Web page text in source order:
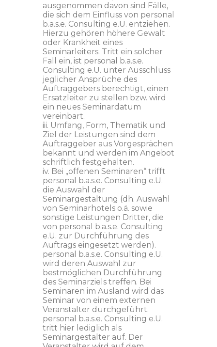
ausgenommen davon sind Fälle,
die sich dem Einfluss von personal
b.a.s.e. Consulting e.U. entziehen.
Hierzu gehören höhere Gewalt
oder Krankheit eines
Seminarleiters. Tritt ein solcher
Fall ein, ist personal b.a.s.e.
Consulting e.U. unter Ausschluss
jeglicher Ansprüche des
Auftraggebers berechtigt, einen
Ersatzleiter zu stellen bzw. wird
ein neues Seminardatum
vereinbart.
iii. Umfang, Form, Thematik und
Ziel der Leistungen sind dem
Auftraggeber aus Vorgesprächen
bekannt und werden im Angebot
schriftlich festgehalten.
iv. Bei „offenen Seminaren“ trifft
personal b.a.s.e. Consulting e.U.
die Auswahl der
Seminargestaltung (dh. Auswahl
von Seminarhotels o.ä. sowie
sonstige Leistungen Dritter, die
von personal b.a.s.e. Consulting
e.U. zur Durchführung des
Auftrags eingesetzt werden).
personal b.a.s.e. Consulting e.U.
wird deren Auswahl zur
bestmöglichen Durchführung
des Seminarziels treffen. Bei
Seminaren im Ausland wird das
Seminar von einem externen
Veranstalter durchgeführt.
personal b.a.s.e. Consulting e.U.
tritt hier lediglich als
Seminargestalter auf. Der